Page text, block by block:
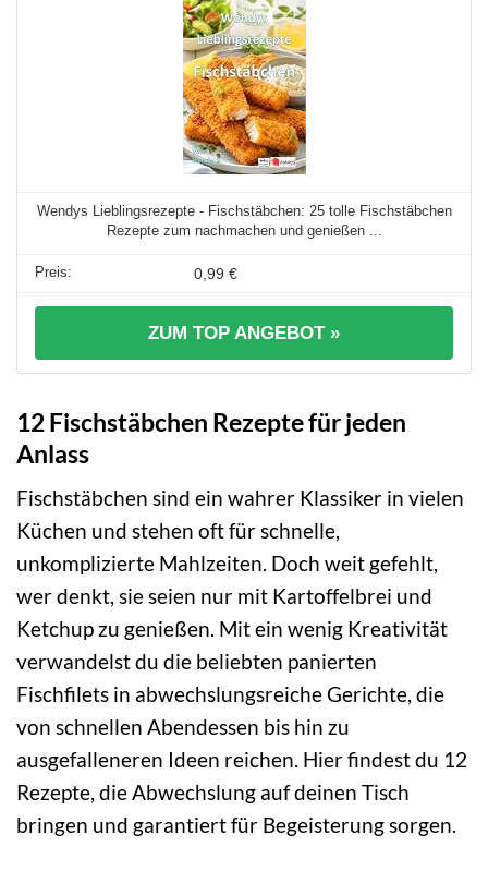
Wendys Lieblingsrezepte - Fischstäbchen: 25 tolle Fischstäbchen
Rezepte zum nachmachen und genießen ...
0,99 €
ZUM TOP ANGEBOT »
12 Fischstäbchen Rezepte für jeden
Anlass
Fischstäbchen sind ein wahrer Klassiker in vielen
Küchen und stehen oft für schnelle,
unkomplizierte Mahlzeiten. Doch weit gefehlt,
wer denkt, sie seien nur mit Kartoffelbrei und
Ketchup zu genießen. Mit ein wenig Kreativität
verwandelst du die beliebten panierten
Fischfilets in abwechslungsreiche Gerichte, die
von schnellen Abendessen bis hin zu
ausgefalleneren Ideen reichen. Hier findest du 12
Rezepte, die Abwechslung auf deinen Tisch
bringen und garantiert für Begeisterung sorgen.